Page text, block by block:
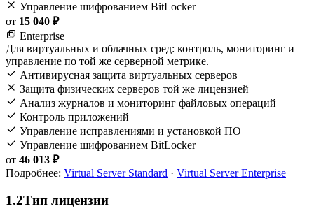
Управление шифрованием BitLocker
от 15 040 ₽
Enterprise
Для виртуальных и облачных сред: контроль, мониторинг и
управление по той же серверной метрике.
Антивирусная защита виртуальных серверов
Защита физических серверов той же лицензией
Анализ журналов и мониторинг файловых операций
Контроль приложений
Управление исправлениями и установкой ПО
Управление шифрованием BitLocker
от 46 013 ₽
Подробнее: Virtual Server Standard · Virtual Server Enterprise
1.2Тип лицензии